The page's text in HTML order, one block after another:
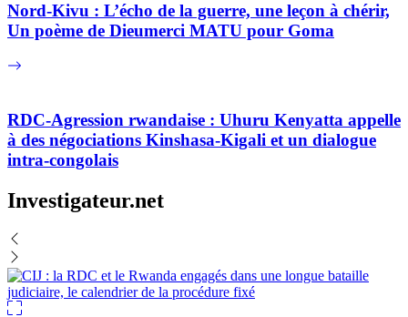
Nord-Kivu : L’écho de la guerre, une leçon à chérir,
Un poème de Dieumerci MATU pour Goma
RDC-Agression rwandaise : Uhuru Kenyatta appelle
à des négociations Kinshasa-Kigali et un dialogue
intra-congolais
Investigateur.net